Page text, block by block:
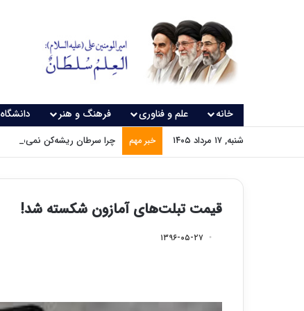
خانه علم و فناوری فرهنگ و هنر دانشگاه
شنبه, ۱۷ مرداد ۱۴۰۵ خبر مهم چرا سرطان ریشه‌کن نمی‌شود؟
قیمت‌ تبلت‌های آمازون شکسته شد!
۱۳۹۶-۰۵-۲۷